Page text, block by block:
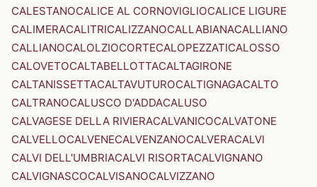
CALESTANOCALICE AL CORNOVIGLIOCALICE LIGURE
CALIMERACALITRICALIZZANOCALLABIANACALLIANO
CALLIANOCALOLZIOCORTECALOPEZZATICALOSSO
CALOVETOCALTABELLOTTACALTAGIRONE
CALTANISSETTACALTAVUTUROCALTIGNAGACALTO
CALTRANOCALUSCO D'ADDACALUSO
CALVAGESE DELLA RIVIERACALVANICOCALVATONE
CALVELLOCALVENECALVENZANOCALVERACALVI
CALVI DELL'UMBRIACALVI RISORTACALVIGNANO
CALVIGNASCOCALVISANOCALVIZZANO